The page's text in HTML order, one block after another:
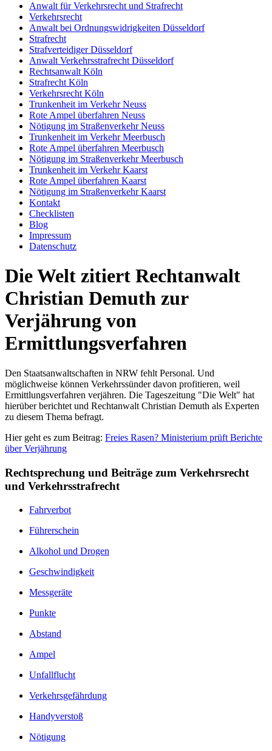
Anwalt für Verkehrsrecht und Strafrecht
Verkehrsrecht
Anwalt bei Ordnungswidrigkeiten Düsseldorf
Strafrecht
Strafverteidiger Düsseldorf
Anwalt Verkehrsstrafrecht Düsseldorf
Rechtsanwalt Köln
Strafrecht Köln
Verkehrsrecht Köln
Trunkenheit im Verkehr Neuss
Rote Ampel überfahren Neuss
Nötigung im Straßenverkehr Neuss
Trunkenheit im Verkehr Meerbusch
Rote Ampel überfahren Meerbusch
Nötigung im Straßenverkehr Meerbusch
Trunkenheit im Verkehr Kaarst
Rote Ampel überfahren Kaarst
Nötigung im Straßenverkehr Kaarst
Kontakt
Checklisten
Blog
Impressum
Datenschutz
Die Welt zitiert Rechtanwalt
Christian Demuth zur
Verjährung von
Ermittlungsverfahren
Den Staatsanwaltschaften in NRW fehlt Personal. Und
möglichweise können Verkehrssünder davon profitieren, weil
Ermittlungsverfahren verjähren. Die Tageszeitung "Die Welt" hat
hierüber berichtet und Rechtanwalt Christian Demuth als Experten
zu diesem Thema befragt.
Hier geht es zum Beitrag: Freies Rasen? Ministerium prüft Berichte
über Verjährung
Rechtsprechung und Beiträge zum Verkehrsrecht
und Verkehrsstrafrecht
Fahrverbot
Führerschein
Alkohol und Drogen
Geschwindigkeit
Messgeräte
Punkte
Abstand
Ampel
Unfallflucht
Verkehrsgefährdung
Handyverstoß
Nötigung